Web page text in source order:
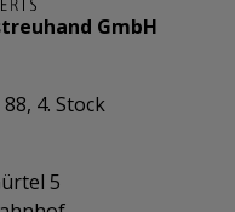
GmbH
4. Stock
5